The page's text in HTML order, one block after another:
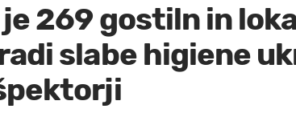
je 269 gostiln in
slabe higiene